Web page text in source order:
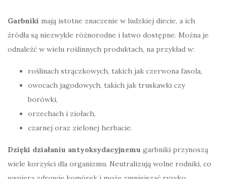
Garbniki mają istotne znaczenie w ludzkiej diecie, a ich
źródła są niezwykle różnorodne i łatwo dostępne. Można je
odnaleźć w wielu roślinnych produktach, na przykład w:
roślinach strączkowych, takich jak czerwona fasola,
owocach jagodowych, takich jak truskawki czy
borówki,
orzechach i ziołach,
czarnej oraz zielonej herbacie.
Dzięki działaniu antyoksydacyjnemu garbniki przynoszą
wiele korzyści dla organizmu. Neutralizują wolne rodniki, co